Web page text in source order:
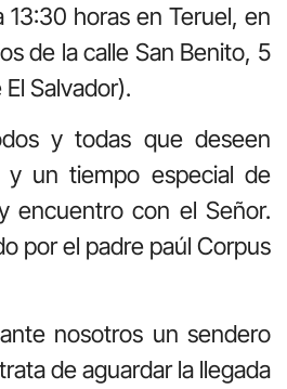
13:30 horas en Teruel, en
de la calle San Benito, 5
Salvador).
y todas que deseen
un tiempo especial de
encuentro con el Señor.
por el padre paúl Corpus
nosotros un sendero
de aguardar la llegada